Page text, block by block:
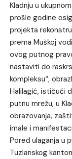
Kladnju u
prošle godine
projekta
prema Muškoj
ovog putnog
nastaviti do
kompleksu“,
Halilagić, ističući
putnu mrežu, u
obrazovanja,
imale i
Pored ulaganja u
Tuzlanskog